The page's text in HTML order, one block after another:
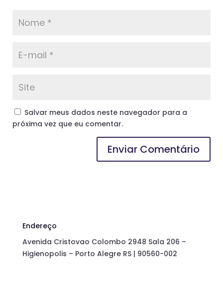
Salvar meus dados neste navegador para a
próxima vez que eu comentar.
Endereço
Avenida Cristovao Colombo 2948 Sala 206 –
Higienopolis – Porto Alegre RS | 90560-002